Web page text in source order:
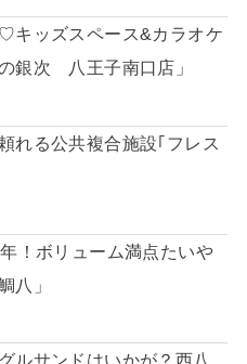
キッズスペース&カラオケ
銀次 八王子南口店」
れる公共複合施設｢フレス
！ボリューム満点たいや
八」
ルサンドはいかが？西八